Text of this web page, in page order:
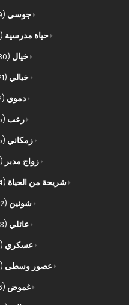
جوسي (9)
حياة مدرسية (1)
خيال (80)
خيالي (21)
دموي (2)
رعب (5)
زمكاني (5)
زواج مدبر (1)
شريحة من الحياة (4)
شونين (12)
عائلي (13)
عسكري (1)
عصور وسطى (1)
غموض (6)